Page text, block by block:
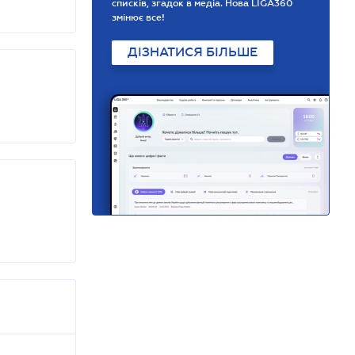
списків, згадок в медіа. Нова LIGA360
змінює все!
ДІЗНАТИСЯ БІЛЬШЕ